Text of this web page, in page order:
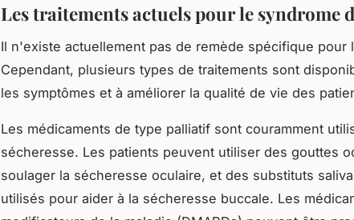
Les traitements actuels pour le syndrome
Il n'existe actuellement pas de remède spécifique pour
Cependant, plusieurs types de traitements sont
les symptômes et à améliorer la qualité de vie des
Les médicaments de type palliatif sont couramment
sécheresse. Les patients peuvent utiliser des gouttes
soulager la sécheresse oculaire, et des substituts
utilisés pour aider à la sécheresse buccale. Les